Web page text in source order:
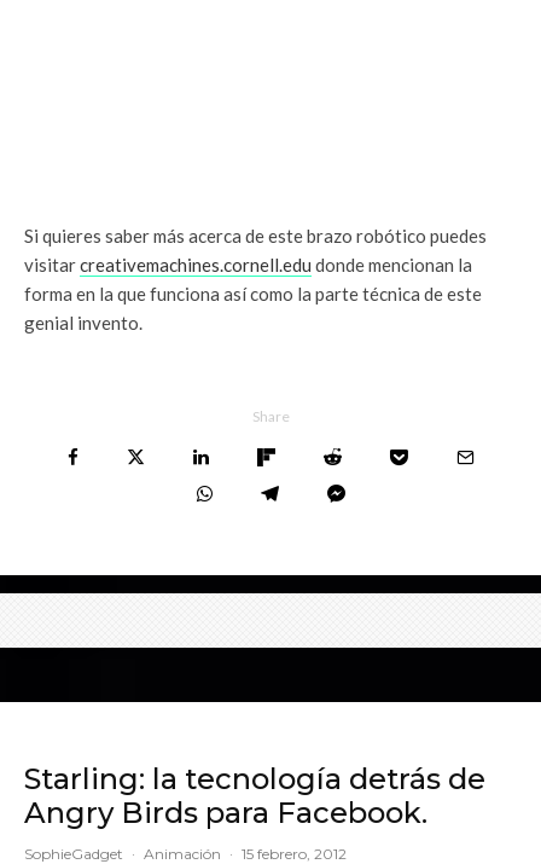
Si quieres saber más acerca de este brazo robótico puedes
visitarcreativemachines.cornell.edu donde mencionan la
forma en la que funciona así como la parte técnica de este
genial invento.
Share
Starling: la tecnología detrás de
Angry Birds para Facebook.
SophieGadget · Animación · 15 febrero, 2012